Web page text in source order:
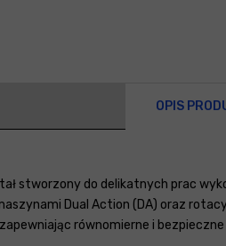
OPIS
stworzony do delikatnych prac
Dual Action (DA) oraz
równomierne i